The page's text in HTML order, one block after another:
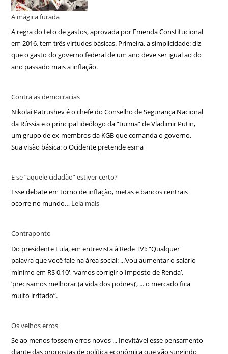
A mágica furada
A regra do teto de gastos, aprovada por Emenda Constitucional
em 2016, tem três virtudes básicas. Primeira, a simplicidade: diz
que o gasto do governo federal de um ano deve ser igual ao do
ano passado mais a inflação.
Contra as democracias
Nikolai Patrushev é o chefe do Conselho de Segurança Nacional
da Rússia e o principal ideólogo da “turma” de Vladimir Putin,
um grupo de ex-membros da KGB que comanda o governo.
Sua visão básica: o Ocidente pretende esma
E se “aquele cidadão” estiver certo?
Esse debate em torno de inflação, metas e bancos centrais
ocorre no mundo… Leia mais
Contraponto
Do presidente Lula, em entrevista à Rede TV!: “Qualquer
palavra que você fale na área social: ...‘vou aumentar o salário
mínimo em R$ 0,10′, ‘vamos corrigir o Imposto de Renda’,
‘precisamos melhorar (a vida dos pobres)’, ... o mercado fica
muito irritado”.
Os velhos erros
Se ao menos fossem erros novos ... Inevitável esse pensamento
diante das propostas de política econômica que vão surgindo